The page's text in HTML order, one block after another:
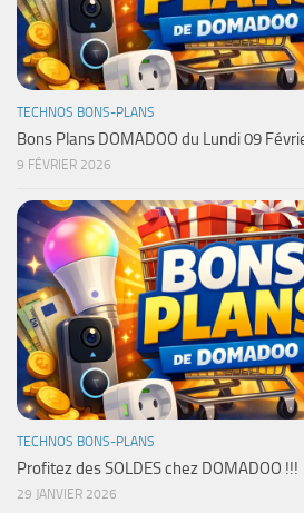
TECHNOS BONS-PLANS
Bons Plans DOMADOO du Lundi 09
9 FÉVRIER 2026
TECHNOS BONS-PLANS
Profitez des SOLDES chez DOMADOO !!!
29 JANVIER 2026